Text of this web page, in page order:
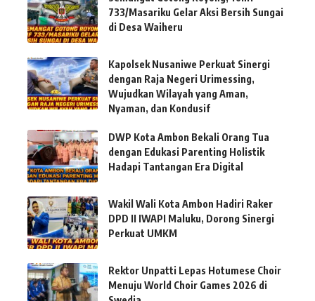
733/Masariku Gelar Aksi Bersih Sungai
di Desa Waiheru
Kapolsek Nusaniwe Perkuat Sinergi
dengan Raja Negeri Urimessing,
Wujudkan Wilayah yang Aman,
Nyaman, dan Kondusif
DWP Kota Ambon Bekali Orang Tua
dengan Edukasi Parenting Holistik
Hadapi Tantangan Era Digital
Wakil Wali Kota Ambon Hadiri Raker
DPD II IWAPI Maluku, Dorong Sinergi
Perkuat UMKM
Rektor Unpatti Lepas Hotumese Choir
Menuju World Choir Games 2026 di